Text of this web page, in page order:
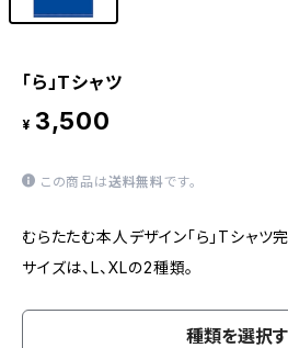
「ら」Tシャツ
¥ 3,500
この商品は送料無料です。
むらたたむ本人デザイン「ら」Tシャツ完
サイズは、L、XLの2種類。
種類を選択